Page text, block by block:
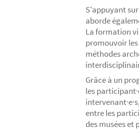
S'appuyant
aborde
La formation
promouvoir
méthodes
Grâce à un
les
entre les
des musées et